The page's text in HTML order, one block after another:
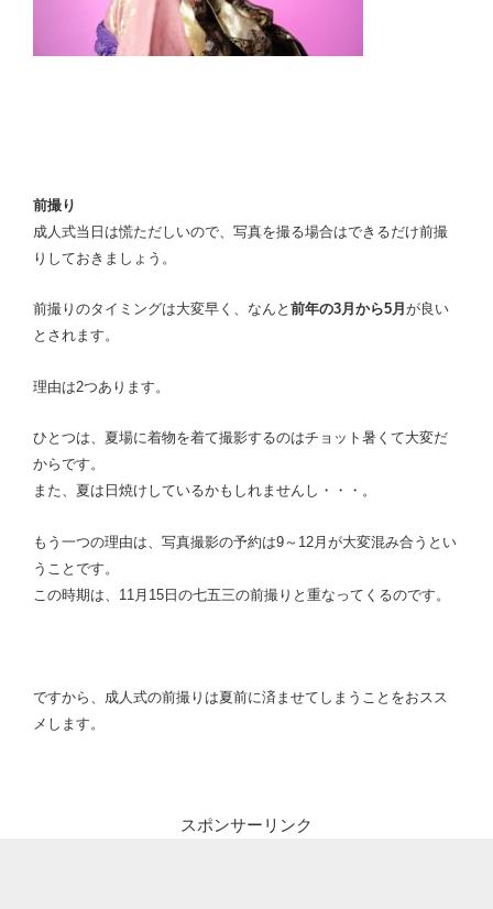
前撮り
成人式当日は慌ただしいので、写真を撮る場合はできるだけ前撮
りしておきましょう。
前撮りのタイミングは大変早く、なんと 前年の3月から5月 が良い
とされます。
理由は2つあります。
ひとつは、夏場に着物を着て撮影するのはチョット暑くて大変だ
からです。
また、夏は日焼けしているかもしれませんし・・・。
もう一つの理由は、写真撮影の予約は9～12月が大変混み合うとい
うことです。
この時期は、11月15日の七五三の前撮りと重なってくるのです。
ですから、成人式の前撮りは夏前に済ませてしまうことをおスス
メします。
スポンサーリンク